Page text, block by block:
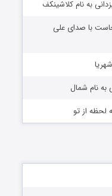
به نام کلاشینکف
با صدای علی
به نام شمال
لحظه از تو